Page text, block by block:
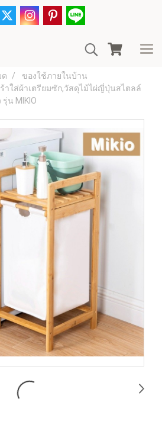
ด
ของใช้ภายในบ้าน
าใส่ผ้าเตรียมซัก,วัสดุไม้ไผ่ญี่ปุ่นสไตลล์
น MIKIO